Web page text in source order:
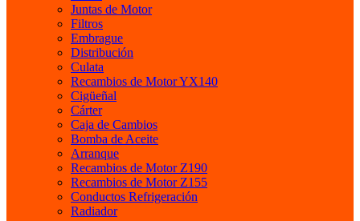
Juntas de Motor
Filtros
Embrague
Distribución
Culata
Recambios de Motor YX140
Cigüeñal
Cárter
Caja de Cambios
Bomba de Aceite
Arranque
Recambios de Motor Z190
Recambios de Motor Z155
Conductos Refrigeración
Radiador